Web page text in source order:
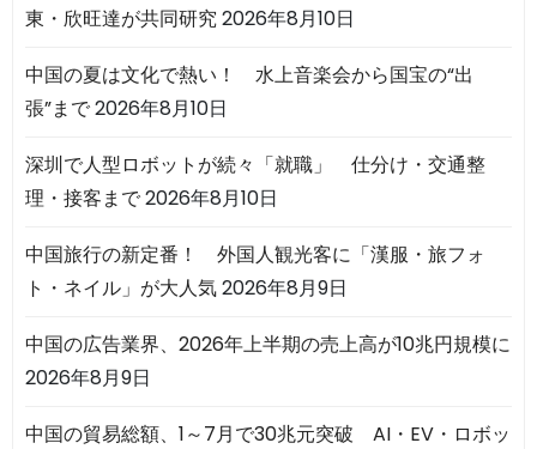
東・欣旺達が共同研究2026年8月10日
中国の夏は文化で熱い！ 水上音楽会から国宝の“出
張”まで2026年8月10日
深圳で人型ロボットが続々「就職」 仕分け・交通整
理・接客まで2026年8月10日
中国旅行の新定番！ 外国人観光客に「漢服・旅フォ
ト・ネイル」が大人気2026年8月9日
中国の広告業界、2026年上半期の売上高が10兆円規模に
2026年8月9日
中国の貿易総額、1～7月で30兆元突破 AI・EV・ロボッ